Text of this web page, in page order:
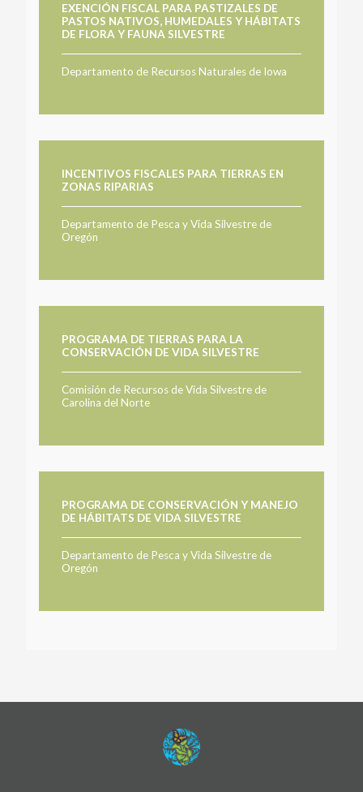
EXENCIÓN FISCAL PARA PASTIZALES DE
PASTOS NATIVOS, HUMEDALES Y HÁBITATS
DE FLORA Y FAUNA SILVESTRE
Departamento de Recursos Naturales de Iowa
INCENTIVOS FISCALES PARA TIERRAS EN
ZONAS RIPARIAS
Departamento de Pesca y Vida Silvestre de
Oregón
PROGRAMA DE TIERRAS PARA LA
CONSERVACIÓN DE VIDA SILVESTRE
Comisión de Recursos de Vida Silvestre de
Carolina del Norte
PROGRAMA DE CONSERVACIÓN Y MANEJO
DE HÁBITATS DE VIDA SILVESTRE
Departamento de Pesca y Vida Silvestre de
Oregón